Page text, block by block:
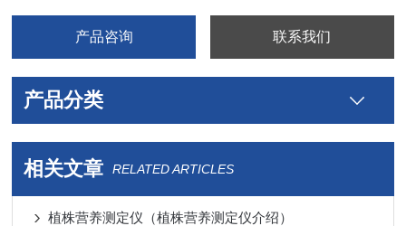
产品咨询 联系我们
产品分类
相关文章 RELATED ARTICLES
植株营养测定仪（植株营养测定仪介绍）